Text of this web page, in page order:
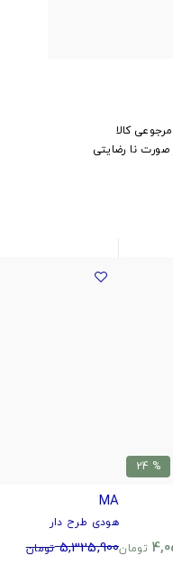
نا رضایتی
% 24
تومان
MA
هودی طرح دار
5,325,900 تومان